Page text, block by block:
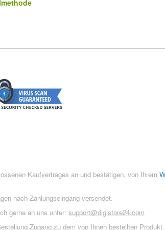
Kaufvertrages an und bestätigen, von Ihrem
nach Zahlungseingang versendet.
gerne an uns unter: support@digistore24.com
Zugang zu dem von Ihnen bestellten